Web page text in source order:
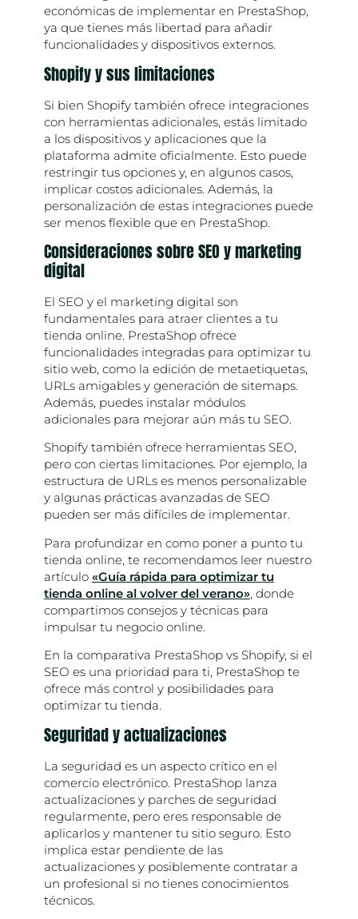
económicas de implementar en PrestaShop,
ya que tienes más libertad para añadir
funcionalidades y dispositivos externos.
Shopify y sus limitaciones
Si bien Shopify también ofrece integraciones
con herramientas adicionales, estás limitado
a los dispositivos y aplicaciones que la
plataforma admite oficialmente. Esto puede
restringir tus opciones y, en algunos casos,
implicar costos adicionales. Además, la
personalización de estas integraciones puede
ser menos flexible que en PrestaShop.
Consideraciones sobre SEO y marketing
digital
El SEO y el marketing digital son
fundamentales para atraer clientes a tu
tienda online. PrestaShop ofrece
funcionalidades integradas para optimizar tu
sitio web, como la edición de metaetiquetas,
URLs amigables y generación de sitemaps.
Además, puedes instalar módulos
adicionales para mejorar aún más tu SEO.
Shopify también ofrece herramientas SEO,
pero con ciertas limitaciones. Por ejemplo, la
estructura de URLs es menos personalizable
y algunas prácticas avanzadas de SEO
pueden ser más difíciles de implementar.
Para profundizar en como poner a punto tu
tienda online, te recomendamos leer nuestro
artículo «Guía rápida para optimizar tu
tienda online al volver del verano», donde
compartimos consejos y técnicas para
impulsar tu negocio online.
En la comparativa PrestaShop vs Shopify, si el
SEO es una prioridad para ti, PrestaShop te
ofrece más control y posibilidades para
optimizar tu tienda.
Seguridad y actualizaciones
La seguridad es un aspecto crítico en el
comercio electrónico. PrestaShop lanza
actualizaciones y parches de seguridad
regularmente, pero eres responsable de
aplicarlos y mantener tu sitio seguro. Esto
implica estar pendiente de las
actualizaciones y posiblemente contratar a
un profesional si no tienes conocimientos
técnicos.